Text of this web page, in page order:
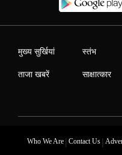
मुख्य सुर्खियां
ताजा खबरें
स्तंभ
साक्षात्कार
Who We Are| Contact Us|